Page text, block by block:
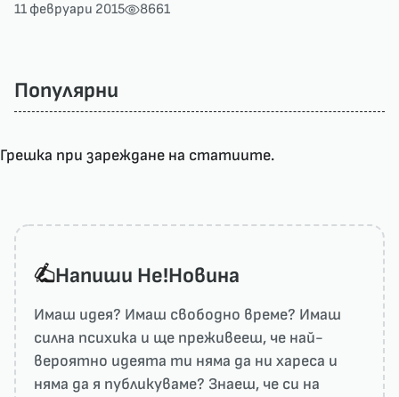
11 февруари 2015 8661
Популярни
Грешка при зареждане на статиите.
Напиши He!Новина
Имаш идея? Имаш свободно време? Имаш
силна психика и ще преживееш, че най-
вероятно идеята ти няма да ни харесa и
няма да я публикуваме? Знаеш, че си на